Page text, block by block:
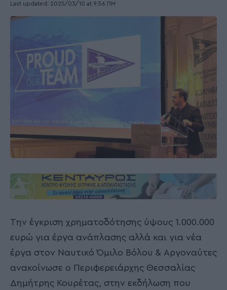
Last updated: 2025/03/10 at 9:56 ΠΜ
Την έγκριση χρηματοδότησης ύψους 1.000.000
ευρώ για έργα ανάπλασης αλλά και για νέα
έργα στον Ναυτικό Όμιλο Βόλου & Αργοναύτες
ανακοίνωσε ο Περιφερειάρχης Θεσσαλίας
Δημήτρης Κουρέτας, στην εκδήλωση που